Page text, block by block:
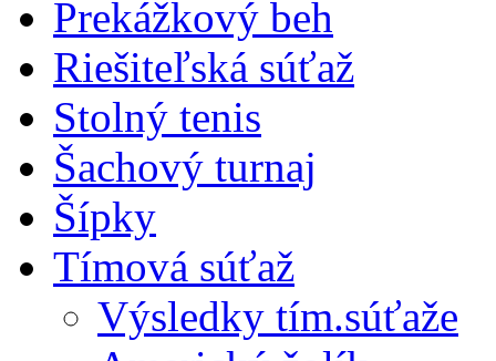
Prekážkový beh
Riešiteľská súťaž
Stolný tenis
Šachový turnaj
Šípky
Tímová súťaž
Výsledky tím.súťaže